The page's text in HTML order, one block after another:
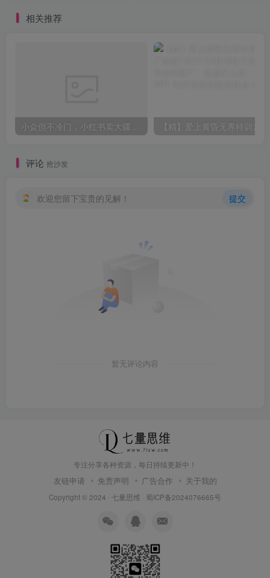
相关推荐
评论 抢沙发
欢迎您留下宝贵的见解！ 提交
暂无评论内容
专注分享各种资源，每日持续更新中！
友链申请 免责声明 广告合作 关于我的
Copyright © 2024 · 七量思维 · 蜀ICP备2024076665号